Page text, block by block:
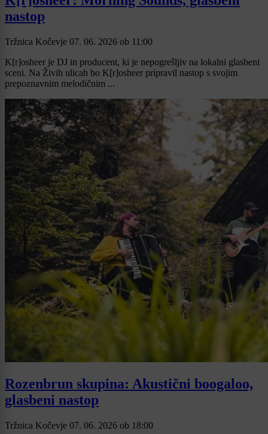
nastop
Tržnica Kočevje 07. 06. 2026 ob 11:00
K[r]osheer je DJ in producent, ki je nepogrešljiv na lokalni glasbeni
sceni. Na Živih ulicah bo K[r]osheer pripravil nastop s svojim
prepoznavnim melodičnim ...
Rozenbrun skupina: Akustični boogaloo,
glasbeni nastop
Tržnica Kočevje 07. 06. 2026 ob 18:00